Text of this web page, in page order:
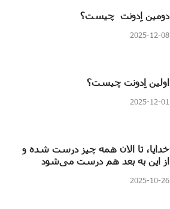
دومین اِدونت چیست؟
2025-12-08
اولین اِدونت چیست؟
2025-12-01
خدایا، تا الان همه چیز درست شده و
از این به بعد هم درست می‌شود
2025-10-26